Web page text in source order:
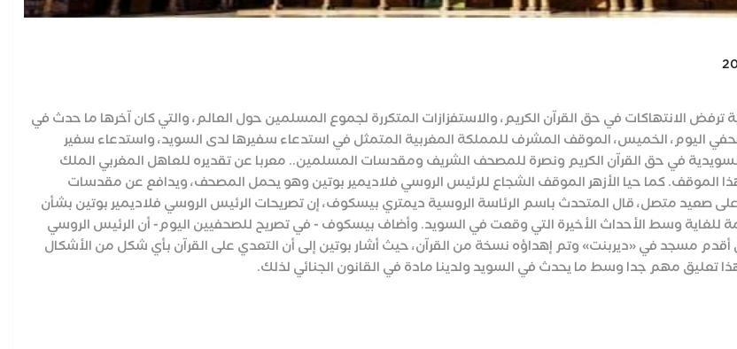
ترفض الانتهاكات في حق القرآن الكريم، والاستفزازات المتكررة لجموع المسلمين حول العالم، والتي كان آخرها ما حدث في
اليوم، الخميس، الموقف المشرف للمملكة المغربية المتمثل في استدعاء سفيرها لدى السويد، واستدعاء سفير
السويدية في حق القرآن الكريم ونصرة للمصحف الشريف ومقدسات المسلمين.. معربا عن تقديره للعاهل المغربي الملك
كما حيا الأزهر الموقف الشجاع للرئيس الروسي فلاديمير بوتين وهو يحمل المصحف، ويدافع عن مقدسات
صعيد متصل، قال المتحدث باسم الرئاسة الروسية ديمتري بيسكوف، إن تصريحات الرئيس الروسي فلاديمير بوتين بشأن
للغاية وسط الأحداث الأخيرة التي وقعت في السويد. وأضاف بيسكوف - في تصريح للصحفيين اليوم- أن الرئيس الروسي
أقدم مسجد في «ديربنت» وتم إهداؤه نسخة من القرآن، حيث أشار بوتين إلى أن التعدي على القرآن بأي شكل من الأشكال
تعليق مهم جدا وسط ما يحدث في السويد ولدينا مادة في القانون الجنائي لذلك.